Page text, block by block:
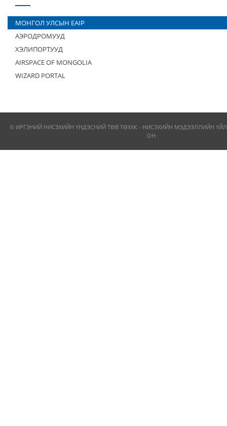
МОНГОЛ УЛСЫН EAIP
АЭРОДРОМУУД
ХЭЛИПОРТУУД
AIRSPACE OF MONGOLIA
WIZARD PORTAL
© ИРГЭНИЙ НИСЭХИЙН ҮНДЭСНИЙ ТӨВ ТӨХХК - НИСЭХИЙН МЭДЭЭЛЛИЙН
ОН